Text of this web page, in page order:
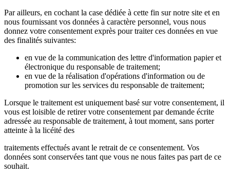
Par ailleurs, en cochant la case dédiée à cette fin sur notre site et en
nous fournissant vos données à caractère personnel, vous nous
donnez votre consentement exprès pour traiter ces données en vue
des finalités suivantes:
en vue de la communication des lettre d'information papier et
électronique du responsable de traitement;
en vue de la réalisation d'opérations d'information ou de
promotion sur les services du responsable de traitement;
Lorsque le traitement est uniquement basé sur votre consentement, il
vous est loisible de retirer votre consentement par demande écrite
adressée au responsable de traitement, à tout moment, sans porter
atteinte à la licéité des
traitements effectués avant le retrait de ce consentement. Vos
données sont conservées tant que vous ne nous faites pas part de ce
souhait.